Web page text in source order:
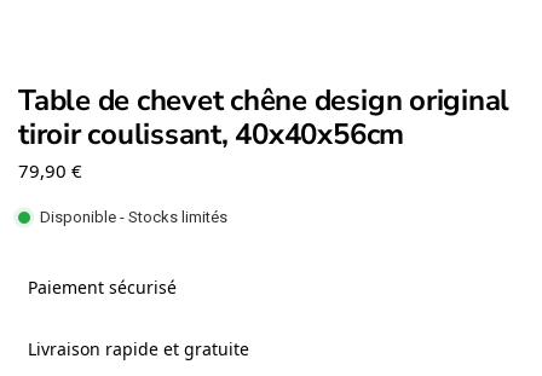
Table de chevet chêne design original
tiroir coulissant, 40x40x56cm
79,90 €
Disponible - Stocks limités
Paiement sécurisé
Livraison rapide et gratuite